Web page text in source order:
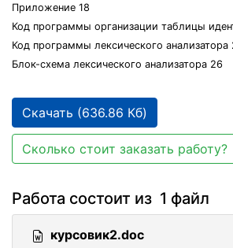
Приложение 18
Код программы организации таблицы
Код программы лексического анализатора
Блок-схема лексического анализатора 26
Скачать (636.86 Кб)
Сколько стоит заказать работу?
Работа состоит из 1 файл
курсовик2.doc